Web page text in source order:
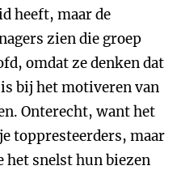
heeft, maar de
zien die groep
omdat ze denken dat
bij het motiveren van
Onterecht, want het
toppresteerders, maar
het snelst hun biezen